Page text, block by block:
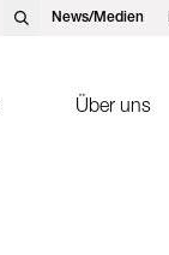
News/Medien
Über uns